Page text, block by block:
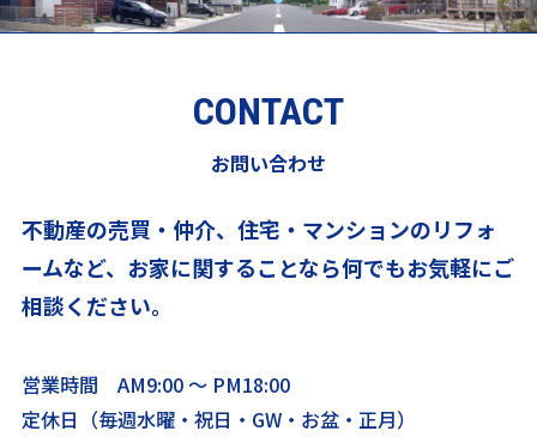
CONTACT
お問い合わせ
不動産の売買・仲介、住宅・マンションのリフォ
ームなど、 お家に関することなら何でもお気軽にご
相談ください。
営業時間 AM9:00 ～ PM18:00
定休日（毎週水曜・祝日・GW・お盆・正月）